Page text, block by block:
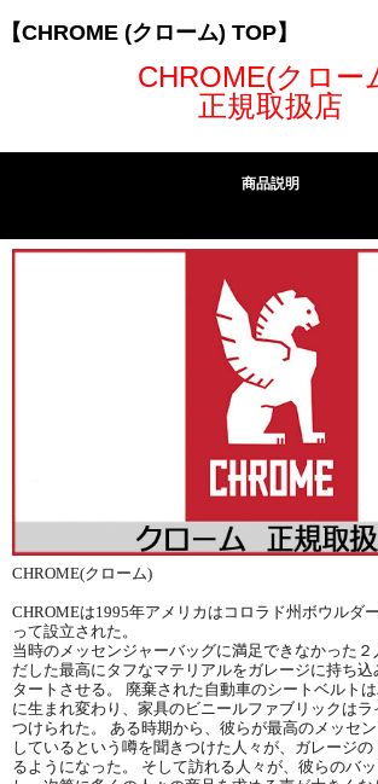
【CHROME (クローム) TOP】
CHROME(クロー
正規取扱店
商品説明
CHROME(クローム)
CHROMEは1995年アメリカはコロラド州ボウルダ
って設立された。
当時のメッセンジャーバッグに満足できなかった２
だした最高にタフなマテリアルをガレージに持ち
タートさせる。 廃棄された自動車のシートベルト
に生まれ変わり、家具のビニールファブリックは
つけられた。 ある時期から、彼らが最高のメッセ
しているという噂を聞きつけた人々が、ガレージの
るようになった。 そして訪れる人々が、彼らのバ